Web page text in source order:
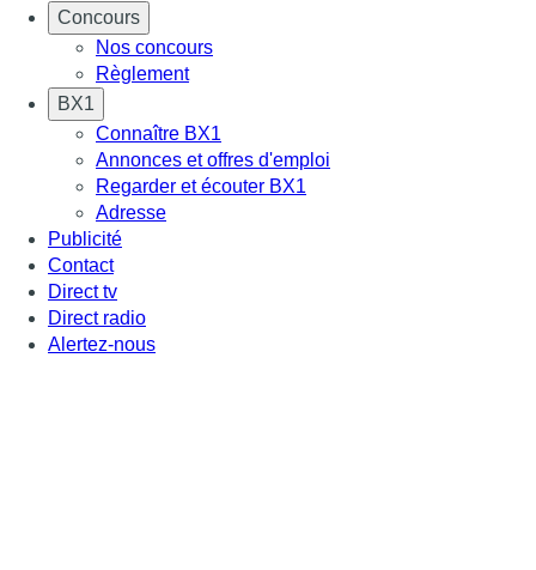
Concours
Nos concours
Règlement
BX1
Connaître BX1
Annonces et offres d'emploi
Regarder et écouter BX1
Adresse
Publicité
Contact
Direct tv
Direct radio
Alertez-nous